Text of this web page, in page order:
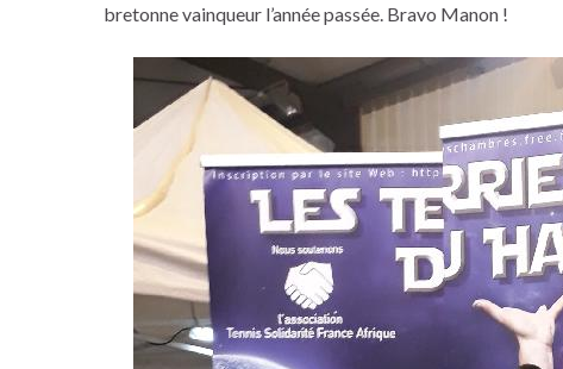
bretonne vainqueur l’année passée. Bravo Manon !